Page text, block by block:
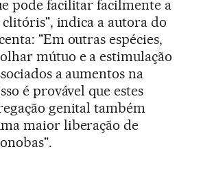
pode facilitar facilmente a
indica a autora do
"Em outras espécies,
mútuo e a estimulação
a aumentos na
é provável que estes
genital também
maior liberação de